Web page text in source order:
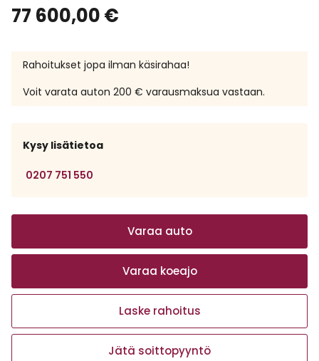
77 600,00€
Rahoitukset jopa ilman käsirahaa!
Voit varata auton 200 € varausmaksua vastaan.
Kysy lisätietoa
0207 751 550
Varaa auto
Varaa koeajo
Laske rahoitus
Jätä soittopyyntö